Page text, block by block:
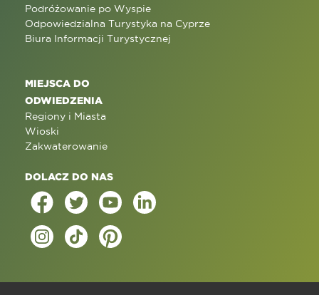
Podróżowanie po Wyspie
Odpowiedzialna Turystyka na Cyprze
Biura Informacji Turystycznej
MIEJSCA DO
ODWIEDZENIA
Regiony i Miasta
Wioski
Zakwaterowanie
DOLACZ DO NAS